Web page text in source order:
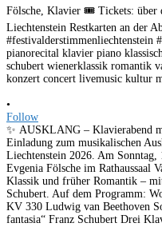
•
Follow
✨ AUSKLANG – Klavierabend
Einladung zum musikalischen
Liechtenstein 2026. Am
Evgenia Fölsche im Rathaussaal
Klassik und früher Romantik –
Schubert. Auf dem Programm:
KV 330 Ludwig van Beethoven
fantasia“ Franz Schubert Drei